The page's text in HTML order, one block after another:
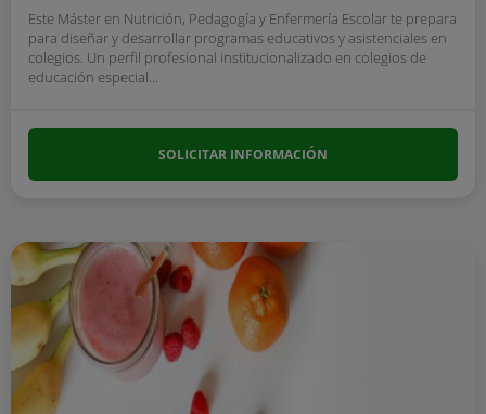
Este Máster en Nutrición, Pedagogía y Enfermería Escolar te prepara
para diseñar y desarrollar programas educativos y asistenciales en
colegios. Un perfil profesional institucionalizado en colegios de
educación especial...
SOLICITAR INFORMACIÓN